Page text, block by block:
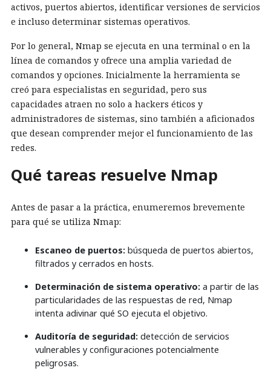
activos, puertos abiertos, identificar versiones de servicios
e incluso determinar sistemas operativos.
Por lo general, Nmap se ejecuta en una terminal o en la
línea de comandos y ofrece una amplia variedad de
comandos y opciones. Inicialmente la herramienta se
creó para especialistas en seguridad, pero sus
capacidades atraen no solo a hackers éticos y
administradores de sistemas, sino también a aficionados
que desean comprender mejor el funcionamiento de las
redes.
Qué tareas resuelve Nmap
Antes de pasar a la práctica, enumeremos brevemente
para qué se utiliza Nmap:
Escaneo de puertos: búsqueda de puertos abiertos,
filtrados y cerrados en hosts.
Determinación de sistema operativo: a partir de las
particularidades de las respuestas de red, Nmap
intenta adivinar qué SO ejecuta el objetivo.
Auditoría de seguridad: detección de servicios
vulnerables y configuraciones potencialmente
peligrosas.